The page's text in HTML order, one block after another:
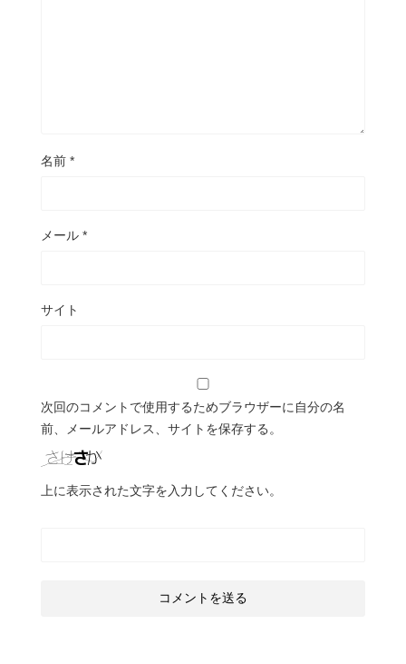
名前 *
メール *
サイト
次回のコメントで使用するためブラウザーに自分の名
前、メールアドレス、サイトを保存する。
上に表示された文字を入力してください。